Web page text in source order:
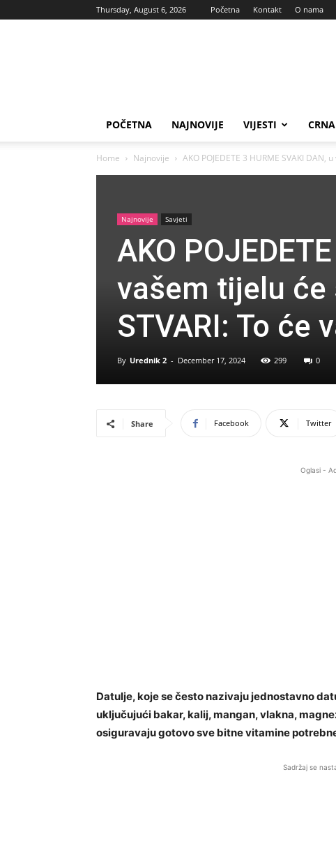
Thursday, August 6, 2026 Početna Kontakt O nama
POČETNA NAJNOVIJE VIJESTI
Home Najnovije AKO POJEDETE 3 HURME SVAKI DAN,
Najnovije Savjeti
AKO
vašem tijelu će
STVARI: To će
By Urednik 2 - December 17, 2024 299 0
Share Facebook Twitter
Oglasi -
Datulje, koje se često nazivaju jednostavno
uključujući bakar, kalij, mangan, vlakna,
osiguravaju gotovo sve bitne vitamine
Sadržaj se